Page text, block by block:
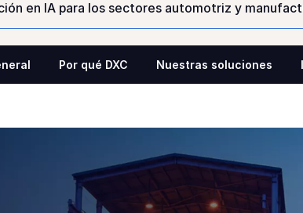
en IA para los sectores automotriz y
Por qué DXC Nuestras soluciones